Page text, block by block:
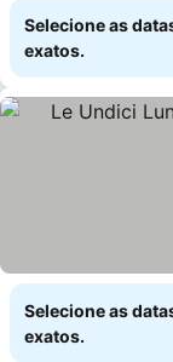
Selecione as
exatos.
Selecione as
exatos.